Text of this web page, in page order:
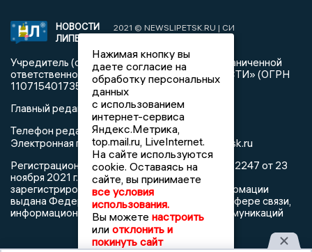
НОВОСТИ
ЛИПЕЦКА
2021 © NEWSLIPETSK.RU | СИ
Учредитель (соучредители): Общество с ограниченной
ответственностью «РЕГИОНАЛЬНЫЕ НОВОСТИ» (ОГРН
1107154017354)
Главный редактор: Герцог Е.Г.
Телефон редакции: +7 903 699 9427
Электронная почта редакции:info@newslipetsk.ru
Регистрационный номер: серия Эл № ФС77-82247 от 23
ноября 2021 г. согласно выписке из реестра
зарегистрированных средств массовой информации
выдана Федеральной службой по надзору в сфере связи,
информационных технологий и массовых коммуникаций
Нажимая кнопку вы
даете согласие на
обработку персональных
данных
с использованием
интернет-сервиса
Яндекс.Метрика,
top.mail.ru, LiveInternet.
На сайте используются
cookie. Оставаясь на
сайте, вы принимаете
все условия
использования.
Вы можете настроить
или отклонить и
покинуть сайт